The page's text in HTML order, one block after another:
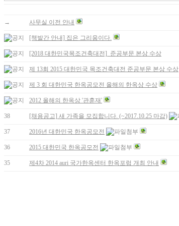
→ 사무실 이전 안내
[책발간 안내] 집은 그리움이다.
[2018 대한민국목조건축대전]_준공부문 본상 수상
제 13회 2015 대한민국 목조건축대전 준공부문 본상 수상
제 3 회 대한민국 한옥공모전 올해의 한옥상 수상
2012 올해의 한옥상 '관훈재'
38 [채용공고] 새 가족을 모집합니다. (~2017.10.25 마감)
37 2016년 대한민국 한옥공모전
36 2015 대한민국 한옥공모전
35 제4차 2014 auri 국가한옥센터 한옥포럼 개최 안내